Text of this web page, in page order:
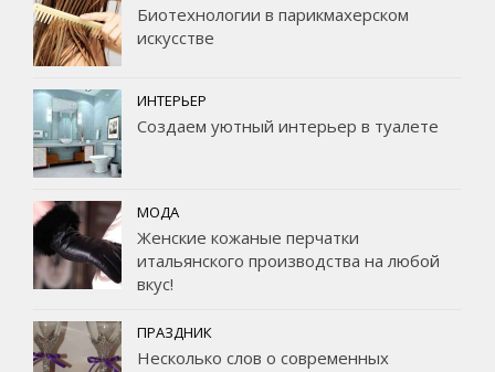
Биотехнологии в парикмахерском
искусстве
ИНТЕРЬЕР
Создаем уютный интерьер в туалете
МОДА
Женские кожаные перчатки
итальянского производства на любой
вкус!
ПРАЗДНИК
Несколько слов о современных